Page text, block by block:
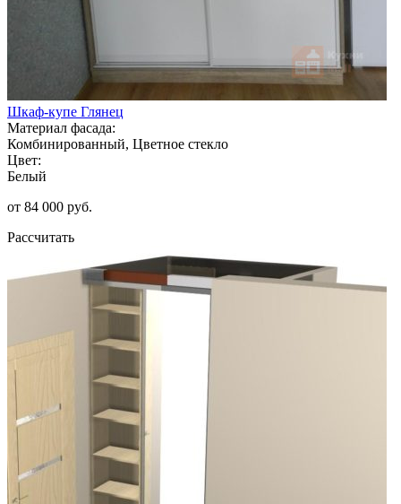
Шкаф-купе Глянец
Материал фасада:
Комбинированный, Цветное стекло
Цвет:
Белый
от 84 000 руб.
Рассчитать